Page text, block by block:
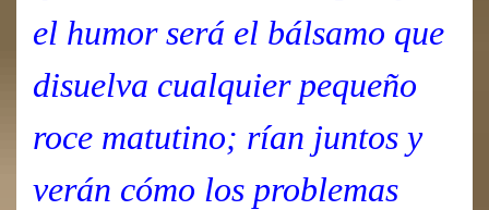
el humor será el bálsamo que
disuelva cualquier pequeño
roce matutino; rían juntos y
verán cómo los problemas